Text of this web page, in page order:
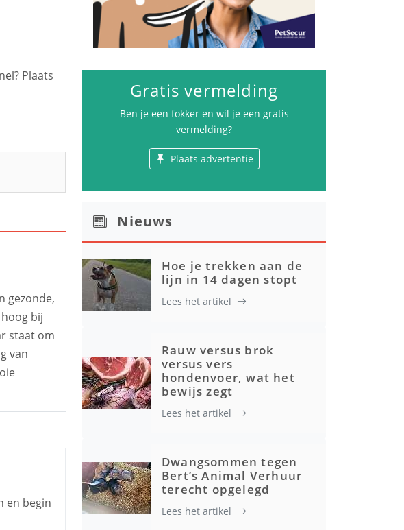
Plaats
gezonde,
bij
staat om
van
en begin
Gratis vermelding
Ben je een fokker en wil je een gratis
vermelding?
Plaats advertentie
Nieuws
Hoe je trekken aan de
lijn in 14 dagen stopt
Lees het artikel
Rauw versus brok
versus vers
hondenvoer, wat het
bewijs zegt
Lees het artikel
Dwangsommen tegen
Bert’s Animal Verhuur
terecht opgelegd
Lees het artikel